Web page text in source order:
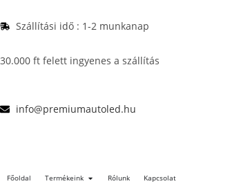
Szállítási idő : 1-2 munkanap
30.000 ft felett ingyenes a szállítás
info@premiumautoled.hu
Főoldal Termékeink Rólunk Kapcsolat